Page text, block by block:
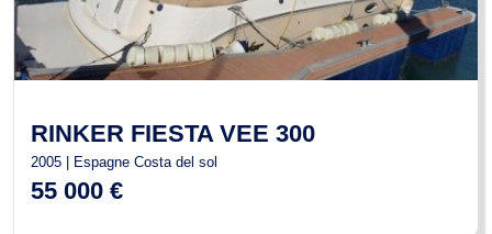
RINKER FIESTA VEE 300
2005 | Espagne Costa del sol
55 000 €